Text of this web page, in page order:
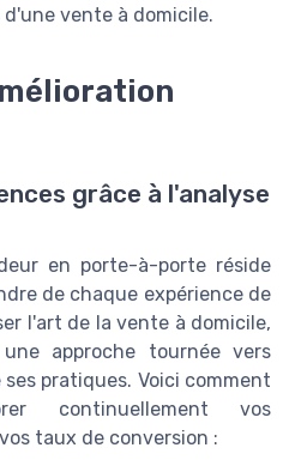
vente à domicile.
grâce à l'analyse
en porte-à-porte réside
de chaque expérience de
l'art de la vente à domicile,
approche tournée vers
pratiques. Voici comment
continuellement vos
taux de conversion :